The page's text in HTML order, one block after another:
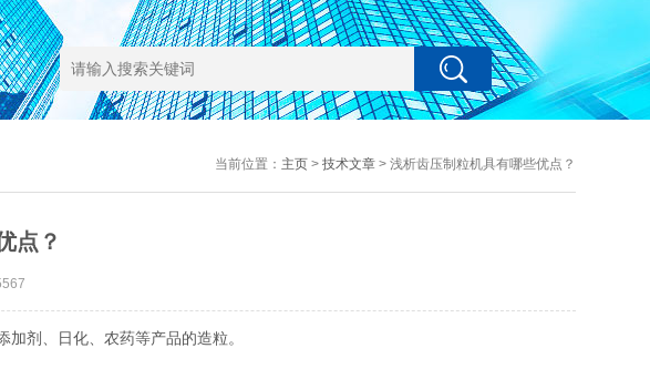
当前位置： 主页> 技术文章> 浅析齿压制粒机具有哪些优点？
点？
剂、日化、农药等产品的造粒。